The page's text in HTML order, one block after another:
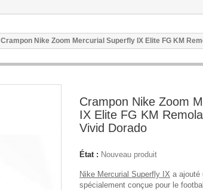
Crampon Nike Zoom Mercurial Superfly IX Elite FG KM
Crampon Nike Zoom
IX Elite FG KM
Vivid Dorado
État : Nouveau produit
Nike Mercurial Superfly IX a ajouté
spécialement conçue pour le